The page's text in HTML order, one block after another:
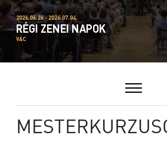
2026.06.26 - 2026.07.04.
RÉGI ZENEI NAPOK
VÁC